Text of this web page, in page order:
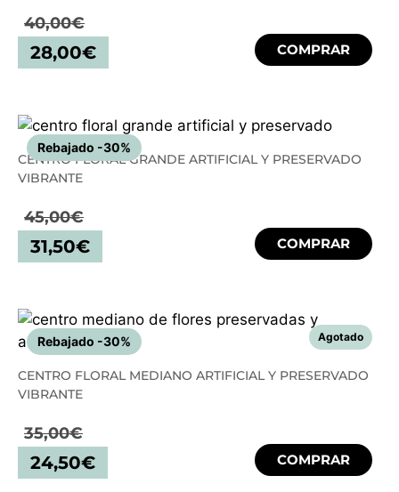
40,00€
28,00€ COMPRAR
Rebajado -30%
CENTRO FLORAL GRANDE ARTIFICIAL Y PRESERVADO
VIBRANTE
45,00€
31,50€ COMPRAR
Rebajado -30%
CENTRO FLORAL MEDIANO ARTIFICIAL Y PRESERVADO
VIBRANTE
35,00€
24,50€ COMPRAR